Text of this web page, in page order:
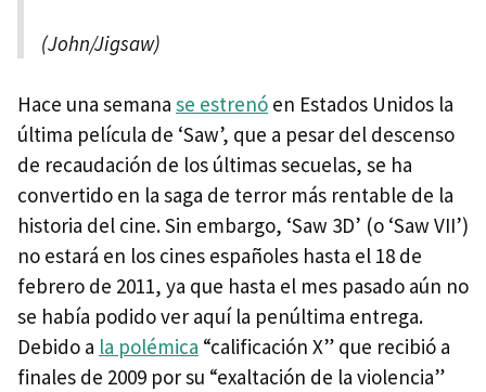
(John/Jigsaw)
Hace una semana se estrenó en Estados Unidos la
última película de ‘Saw’, que a pesar del descenso
de recaudación de los últimas secuelas, se ha
convertido en la saga de terror más rentable de la
historia del cine. Sin embargo, ‘Saw 3D’ (o ‘Saw VII’)
no estará en los cines españoles hasta el 18 de
febrero de 2011, ya que hasta el mes pasado aún no
se había podido ver aquí la penúltima entrega.
Debido a la polémica “calificación X” que recibió a
finales de 2009 por su “exaltación de la violencia”